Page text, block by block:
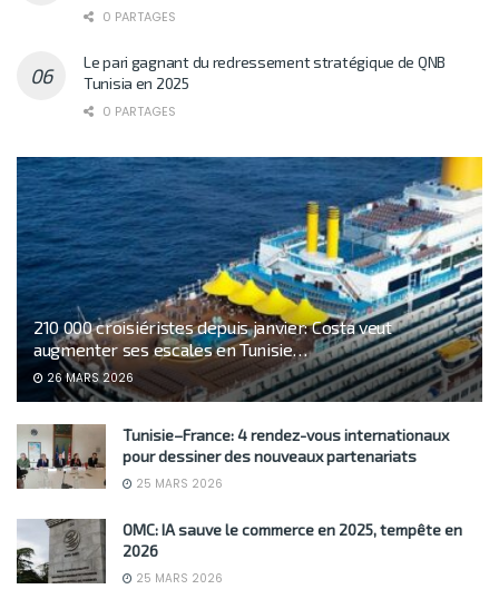
0 PARTAGES
Le pari gagnant du redressement stratégique de QNB
Tunisia en 2025
0 PARTAGES
210 000 croisiéristes depuis janvier: Costa veut
augmenter ses escales en Tunisie…
26 MARS 2026
Tunisie–France: 4 rendez-vous internationaux
pour dessiner des nouveaux partenariats
25 MARS 2026
OMC: IA sauve le commerce en 2025, tempête en
2026
25 MARS 2026